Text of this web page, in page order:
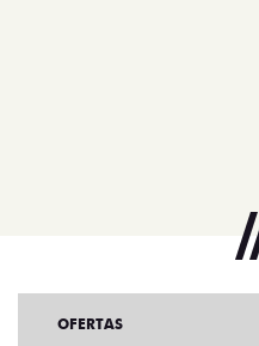
OFERTAS